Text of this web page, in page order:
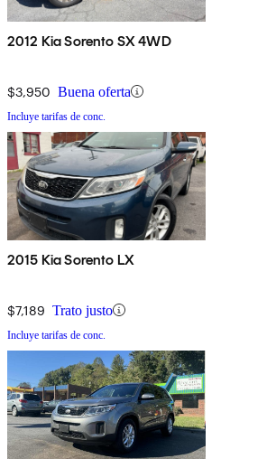
2012 Kia Sorento SX 4WD
$3,950 Buena oferta
Incluye tarifas de conc.
2015 Kia Sorento LX
$7,189 Trato justo
Incluye tarifas de conc.